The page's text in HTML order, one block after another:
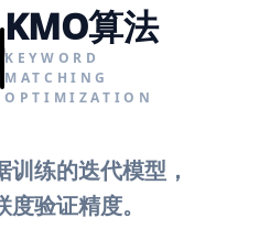
KMO算法
KEYWORD
MATCHING
OPTIMIZATION
练的迭代模型，
验证精度。